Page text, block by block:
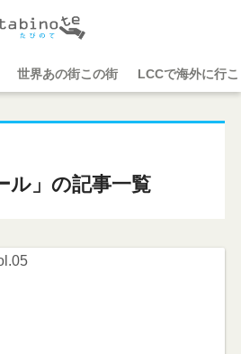
世界あの街この街 LCCで海外に行
ル」の記事一覧